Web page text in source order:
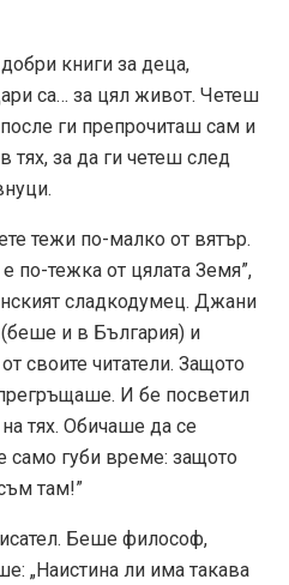
книги за деца,
са… за цял живот. Четеш
после ги препрочиташ сам и
за да ги четеш след
тежи по-малко от вятър.
по-тежка от цялата Земя”,
сладкодумец. Джани
и в България) и
своите читатели. Защото
И бе посветил
тях. Обичаше да се
само губи време: защото
там!”
Беше философ,
„Наистина ли има такава